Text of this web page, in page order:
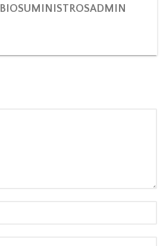
BIOSUMINISTROSADMIN